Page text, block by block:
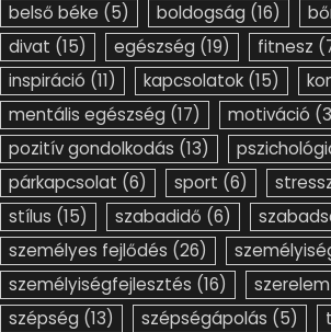
belső béke (5) boldogság (16)
divat (15) egészség (19) fitnesz
inspiráció (11) kapcsolatok (15)
mentális egészség (17) motiváció
pozitív gondolkodás (13)
párkapcsolat (6) sport (6)
stílus (15) szabadidő (6)
személyes fejlődés (26)
személyiségfejlesztés (16) szerelem
szépség (13) szépségápolás (5)